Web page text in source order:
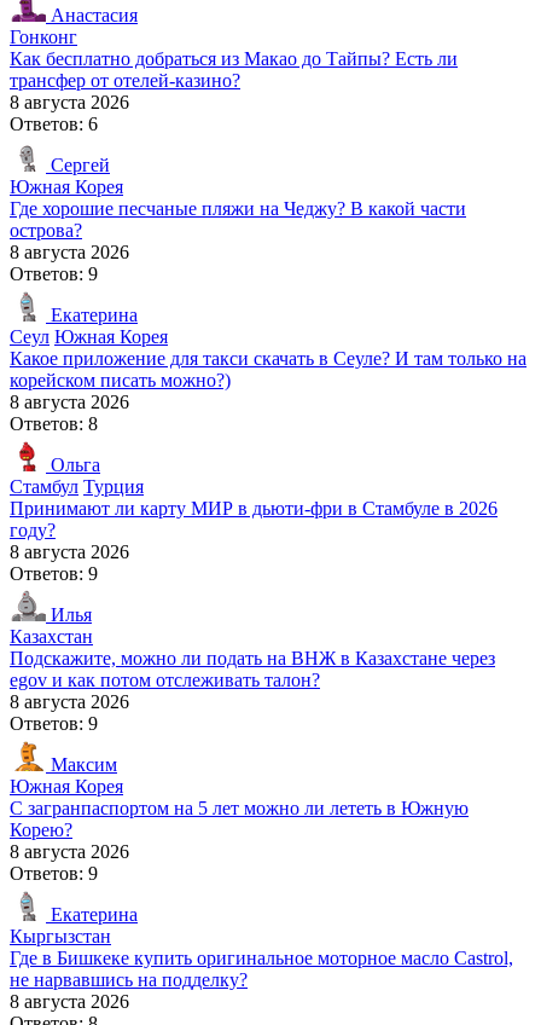
Анастасия
Гонконг
Как бесплатно добраться из Макао до Тайпы? Есть ли
трансфер от отелей-казино?
8 августа 2026
Ответов: 6
Сергей
Южная Корея
Где хорошие песчаные пляжи на Чеджу? В какой части
острова?
8 августа 2026
Ответов: 9
Екатерина
Сеул Южная Корея
Какое приложение для такси скачать в Сеуле? И там только на
корейском писать можно?)
8 августа 2026
Ответов: 8
Ольга
Стамбул Турция
Принимают ли карту МИР в дьюти-фри в Стамбуле в 2026
году?
8 августа 2026
Ответов: 9
Илья
Казахстан
Подскажите, можно ли подать на ВНЖ в Казахстане через
egov и как потом отслеживать талон?
8 августа 2026
Ответов: 9
Максим
Южная Корея
С загранпаспортом на 5 лет можно ли лететь в Южную
Корею?
8 августа 2026
Ответов: 9
Екатерина
Кыргызстан
Где в Бишкеке купить оригинальное моторное масло Castrol,
не нарвавшись на подделку?
8 августа 2026